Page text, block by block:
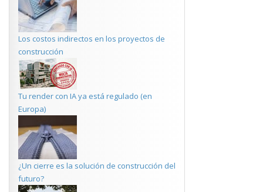
Los costos indirectos en los proyectos de
construcción
Tu render con IA ya está regulado (en
Europa)
¿Un cierre es la solución de construcción del
futuro?